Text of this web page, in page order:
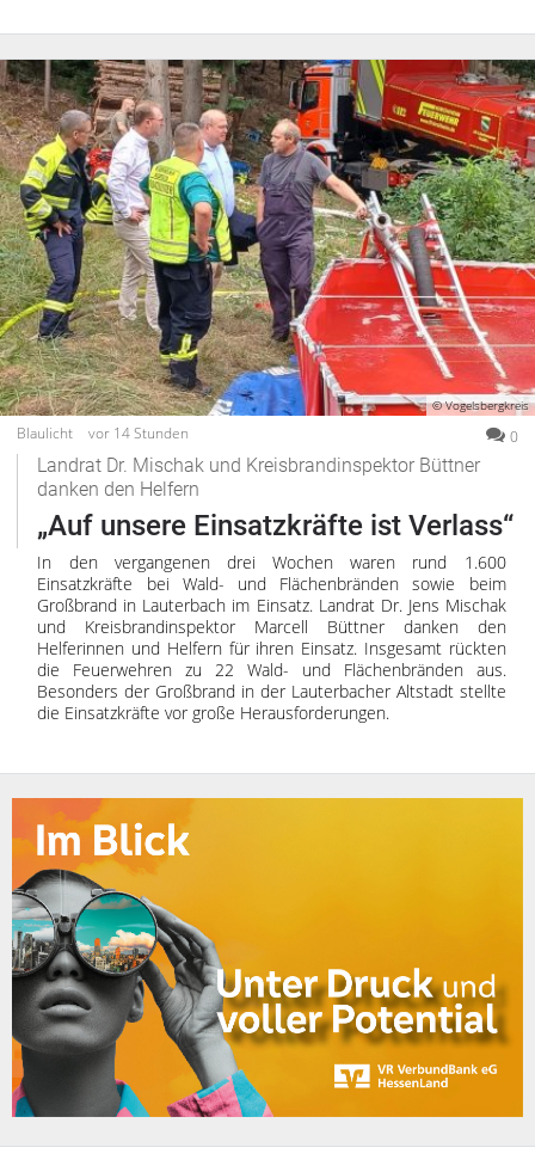
Datenschutzerklärung
© Vogelsbergkreis
Blaulicht vor 14 Stunden 0
Landrat Dr. Mischak und Kreisbrandinspektor Büttner
danken den Helfern
„Auf unsere Einsatzkräfte ist Verlass“
In den vergangenen drei Wochen waren rund 1.600
Einsatzkräfte bei Wald- und Flächenbränden sowie beim
Großbrand in Lauterbach im Einsatz. Landrat Dr. Jens Mischak
und Kreisbrandinspektor Marcell Büttner danken den
Helferinnen und Helfern für ihren Einsatz. Insgesamt rückten
die Feuerwehren zu 22 Wald- und Flächenbränden aus.
Besonders der Großbrand in der Lauterbacher Altstadt stellte
die Einsatzkräfte vor große Herausforderungen.